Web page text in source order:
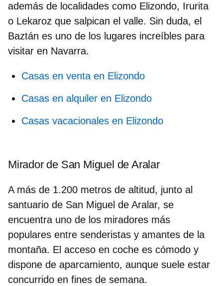
además de localidades como Elizondo, Irurita
o Lekaroz que salpican el valle. Sin duda, el
Baztán es uno de los lugares increíbles para
visitar en Navarra.
Casas en venta en Elizondo
Casas en alquiler en Elizondo
Casas vacacionales en Elizondo
Mirador de San Miguel de Aralar
A más de 1.200 metros de altitud, junto al
santuario de San Miguel de Aralar, se
encuentra uno de los miradores más
populares entre senderistas y amantes de la
montaña. El acceso en coche es cómodo y
dispone de aparcamiento, aunque suele estar
concurrido en fines de semana.